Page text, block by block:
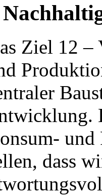
Ziel 12 –
und
dass